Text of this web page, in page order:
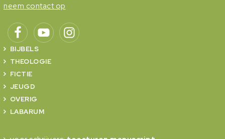
neem contact op
BIJBELS
THEOLOGIE
FICTIE
JEUGD
OVERIG
LABARUM